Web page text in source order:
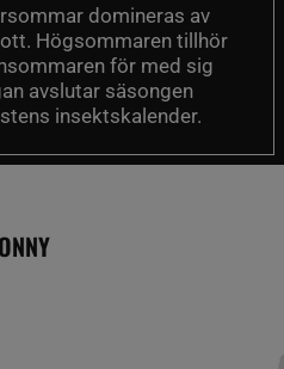
domineras av
Högsommaren tillhör
för med sig
avslutar säsongen
insektskalender.